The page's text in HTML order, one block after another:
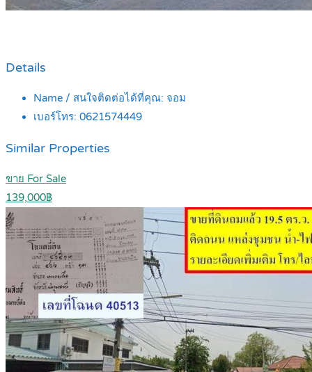
Details
Name / สนใจติดต่อได้ที่คุณ: จอม
เบอร์โทร: 0621574449
Similar Properties
ขาย For Sale
139,000฿